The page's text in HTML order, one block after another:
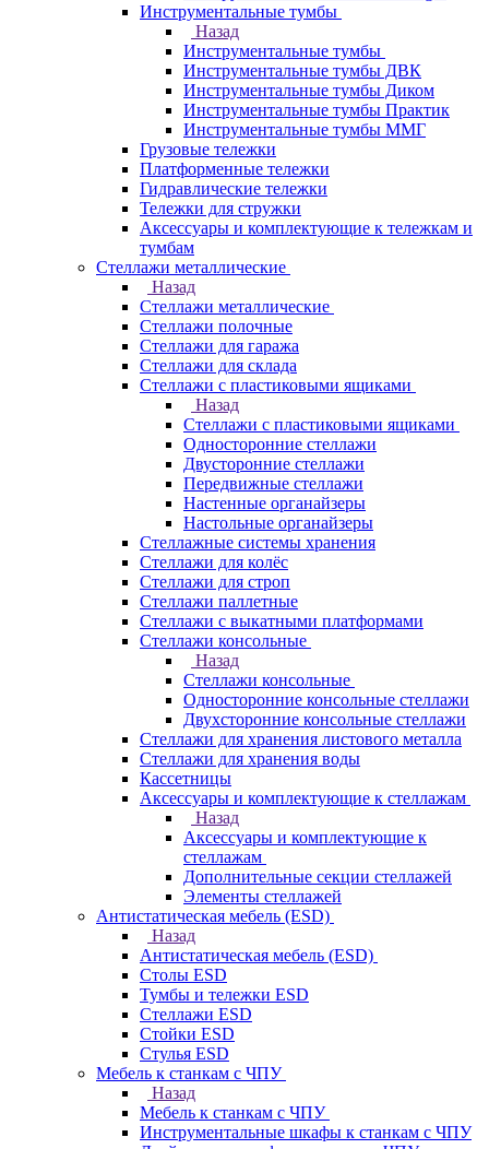
Инструментальные тумбы
Назад
Инструментальные тумбы
Инструментальные тумбы ДВК
Инструментальные тумбы Диком
Инструментальные тумбы Практик
Инструментальные тумбы ММГ
Грузовые тележки
Платформенные тележки
Гидравлические тележки
Тележки для стружки
Аксесcуары и комплектующие к тележкам и
тумбам
Стеллажи металлические
Назад
Стеллажи металлические
Стеллажи полочные
Стеллажи для гаража
Стеллажи для склада
Стеллажи с пластиковыми ящиками
Назад
Стеллажи с пластиковыми ящиками
Односторонние стеллажи
Двусторонние стеллажи
Передвижные стеллажи
Настенные органайзеры
Настольные органайзеры
Стеллажные системы хранения
Стеллажи для колёс
Стеллажи для строп
Стеллажи паллетные
Стеллажи с выкатными платформами
Стеллажи консольные
Назад
Стеллажи консольные
Односторонние консольные стеллажи
Двухсторонние консольные стеллажи
Стеллажи для хранения листового металла
Стеллажи для хранения воды
Кассетницы
Аксесcуары и комплектующие к стеллажам
Назад
Аксесcуары и комплектующие к
стеллажам
Дополнительные секции стеллажей
Элементы стеллажей
Антистатическая мебель (ESD)
Назад
Антистатическая мебель (ESD)
Столы ESD
Тумбы и тележки ESD
Стеллажи ESD
Стойки ESD
Стулья ESD
Мебель к станкам с ЧПУ
Назад
Мебель к станкам с ЧПУ
Инструментальные шкафы к станкам с ЧПУ